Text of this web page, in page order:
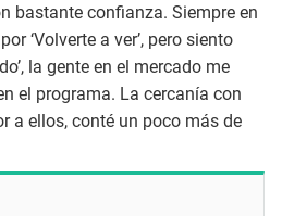
bastante confianza. Siempre en
‘Volverte a ver’, pero siento
la gente en el mercado me
el programa. La cercanía con
a ellos, conté un poco más de